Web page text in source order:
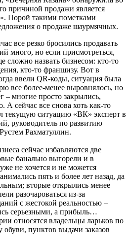
причиной продажи является
Порой такими пометками
о продаже шаурмячных.
все резко бросились продавать
много, но если присмотреться,
сложно назвать бизнесом: кто-то
кто-то франшизу. Вот в
ввели QR-коды, ситуация была
все более-менее выровнялось, но
– многие просто закрылись,
А сейчас все снова хоть как-то
текущую ситуацию «ВК» эксперт в
руководитель по развитию
Рустем Рахматуллин.
сейчас избавляются две
банально выгорели и в
не хочется и не можется
пять и более лет назад, да
вторые открылись менее
разочароваться из-за
с жестокой реальностью –
серьезными, а прибыль…
относятся владельцы ларьков по
пунктов выдачи заказов